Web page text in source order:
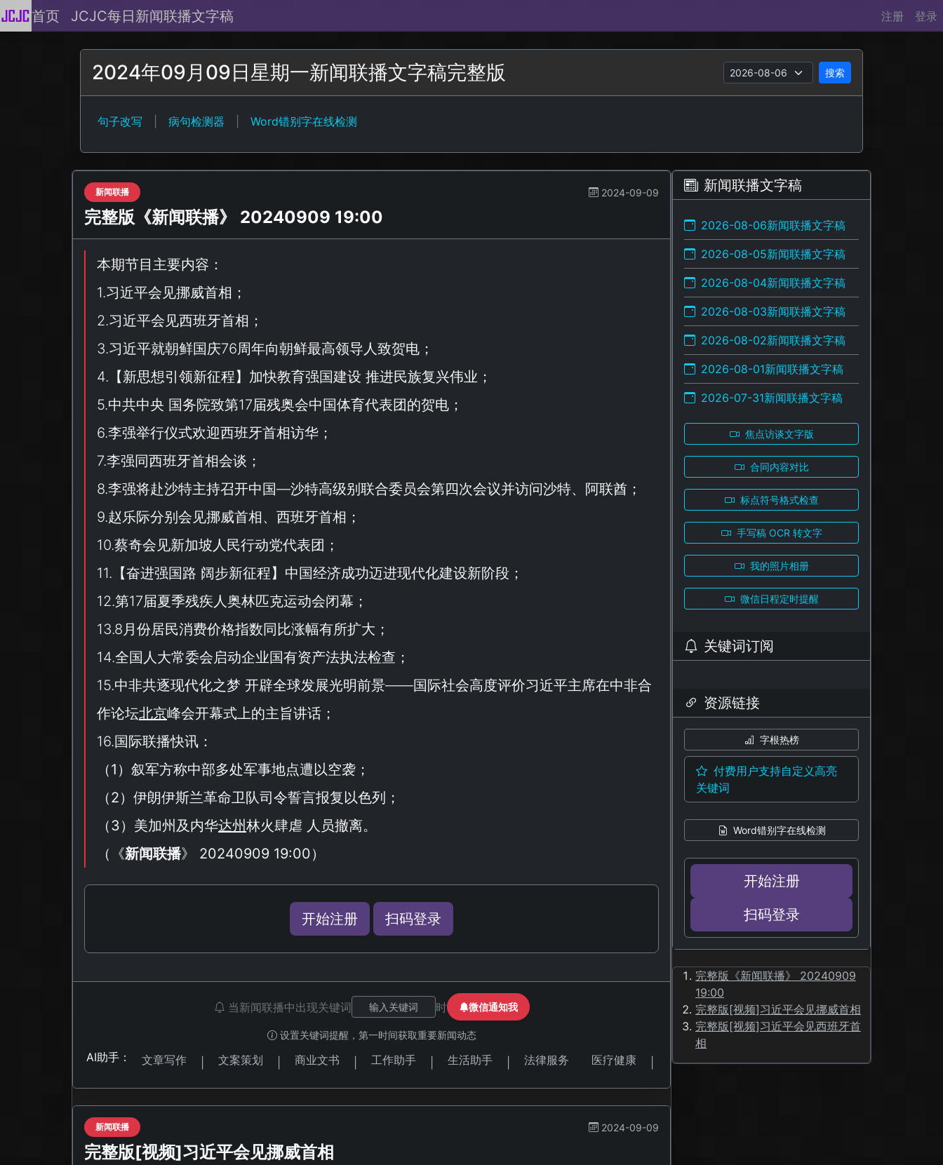
首页 JCJC每日新闻联播文字稿 注册 登录
2024年09月09日星期一新闻联播文字稿完整版 搜索
句子改写 病句检测器 Word错别字在线检测
新闻联播 2024-09-09
完整版《新闻联播》 20240909 19:00
本期节目主要内容：
1.习近平会见挪威首相；
2.习近平会见西班牙首相；
3.习近平就朝鲜国庆76周年向朝鲜最高领导人致贺电；
4.【新思想引领新征程】加快教育强国建设 推进民族复兴伟业；
5.中共中央 国务院致第17届残奥会中国体育代表团的贺电；
6.李强举行仪式欢迎西班牙首相访华；
7.李强同西班牙首相会谈；
8.李强将赴沙特主持召开中国—沙特高级别联合委员会第四次会议并访问沙特、阿联酋；
9.赵乐际分别会见挪威首相、西班牙首相；
10.蔡奇会见新加坡人民行动党代表团；
11.【奋进强国路 阔步新征程】中国经济成功迈进现代化建设新阶段；
12.第17届夏季残疾人奥林匹克运动会闭幕；
13.8月份居民消费价格指数同比涨幅有所扩大；
14.全国人大常委会启动企业国有资产法执法检查；
15.中非共逐现代化之梦 开辟全球发展光明前景——国际社会高度评价习近平主席在中非合
作论坛北京峰会开幕式上的主旨讲话；
16.国际联播快讯：
（1 ）叙军方称中部多处军事地点遭以空袭；
（2）伊朗伊斯兰革命卫队司令誓言报复以色列；
（3）美加州及内华达州林火肆虐 人员撤离。
（ 《新闻联播》 20240909 19:00）
开始注册 扫码登录
当新闻联播中出现关键词 时 微信通知我
设置关键词提醒，第一时间获取重要新闻动态
AI助手： 文章写作 文案策划 商业文书 工作助手 生活助手 法律服务 医疗健康
新闻联播 2024-09-09
完整版[视频]习近平会见挪威首相
新闻联播文字稿
2026-08-06新闻联播文字稿
2026-08-05新闻联播文字稿
2026-08-04新闻联播文字稿
2026-08-03新闻联播文字稿
2026-08-02新闻联播文字稿
2026-08-01新闻联播文字稿
2026-07-31新闻联播文字稿
焦点访谈文字版
合同内容对比
标点符号格式检查
手写稿 OCR 转文字
我的照片相册
微信日程定时提醒
关键词订阅
资源链接
字根热榜
付费用户支持自定义高亮
关键词
Word错别字在线检测
开始注册
扫码登录
完整版《新闻联播》 20240909
19:00
完整版[视频]习近平会见挪威首相
完整版[视频]习近平会见西班牙首
相